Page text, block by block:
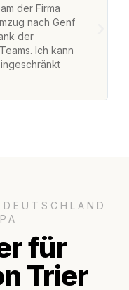
der Firma
nach Genf
der
Ich kann
für
Trier